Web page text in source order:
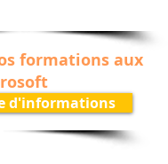
formations aux
d'informations